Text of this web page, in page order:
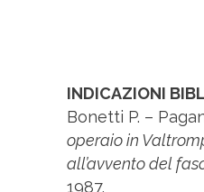
INDICAZIONI
Bonetti P. –
operaio in
all’avvento del
1987.